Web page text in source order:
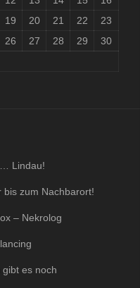
19 20 21 22
23
26 27 28 29
30
Lindau!
bis zum Nachbarort!
– Nekrolog
gibt es noch